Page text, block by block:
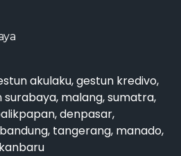
akulaku,gestun kredivo,
surabaya, malang, sumatra,
denpasar,
tangerang, manado,